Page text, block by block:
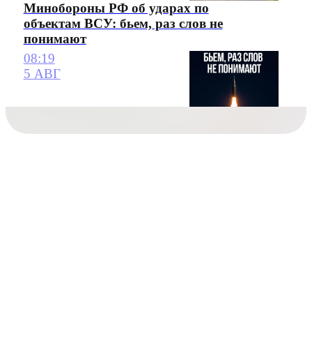
Минобороны РФ об ударах по
объектам ВСУ: бьем, раз слов не
понимают
08:19
5 АВГ